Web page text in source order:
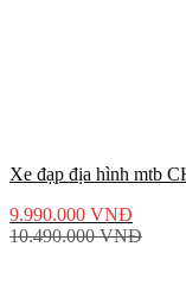
Xe đạp địa hình mtb
9.990.000 VNĐ
10.490.000VNĐ